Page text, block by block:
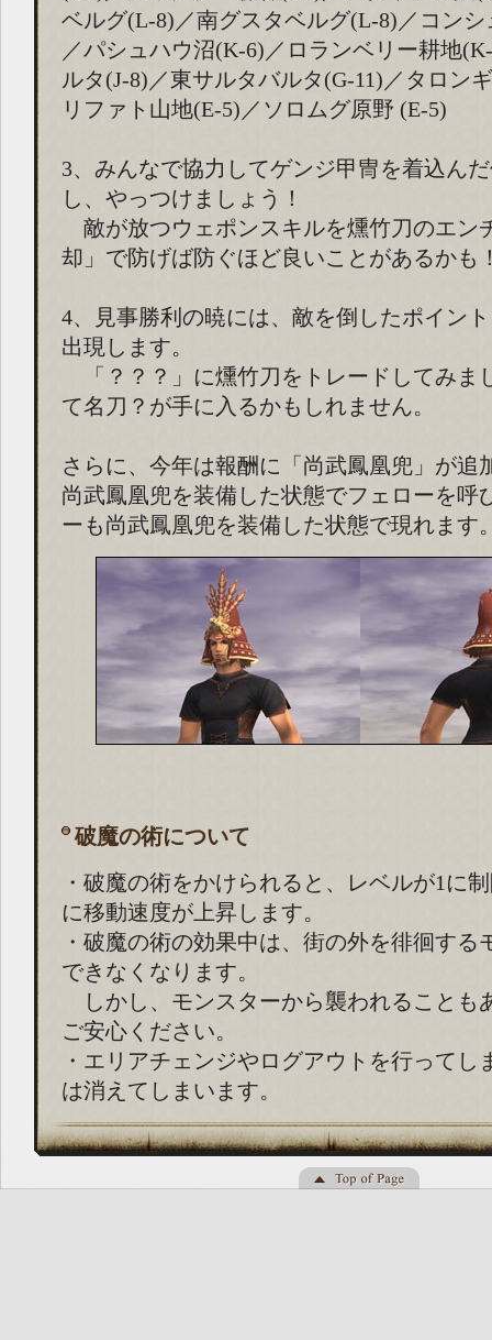
ベルグ(L-8)／南グスタベルグ(L-8)／コン
／パシュハウ沼(K-6)／ロランベリー耕地
ルタ(J-8)／東サルタバルタ(G-11)／タロン
リファト山地(E-5)／ソロムグ原野 (E-5)
3、みんなで協力してゲンジ甲冑を着込ん
し、やっつけましょう！
敵が放つウェポンスキルを燻竹刀のエン
却」で防げば防ぐほど良いことがあるかも
4、見事勝利の暁には、敵を倒したポイン
出現します。
「？？？」に燻竹刀をトレードしてみま
て名刀？が手に入るかもしれません。
さらに、今年は報酬に「尚武鳳凰兜」が追
尚武鳳凰兜を装備した状態でフェローを呼
ーも尚武鳳凰兜を装備した状態で現れます
破魔の術について
・破魔の術をかけられると、レベルが1に
に移動速度が上昇します。
・破魔の術の効果中は、街の外を徘徊する
できなくなります。
しかし、モンスターから襲われることも
ご安心ください。
・エリアチェンジやログアウトを行ってし
は消えてしまいます。